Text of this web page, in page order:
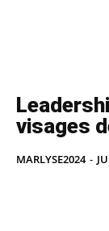
visages
MARLYSE2024 -